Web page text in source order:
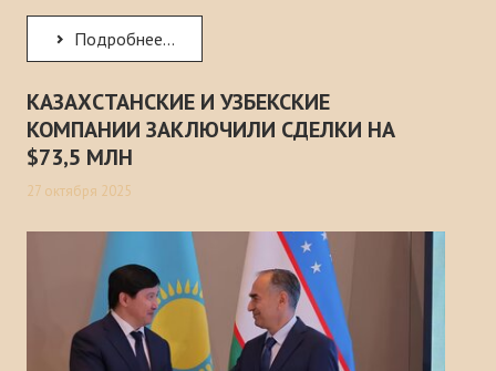
Подробнее...
КАЗАХСТАНСКИЕ И УЗБЕКСКИЕ
КОМПАНИИ ЗАКЛЮЧИЛИ СДЕЛКИ НА
$73,5 МЛН
27 октября 2025